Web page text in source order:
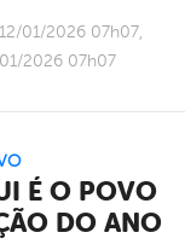
01/2026 07h07,
2026 07h07
É O POVO
DO ANO